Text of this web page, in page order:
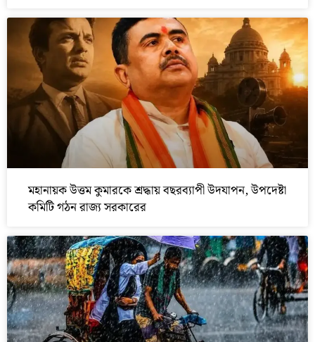
মহানায়ক উত্তম কুমারকে শ্রদ্ধায় বছরব্যাপী উদযাপন, উপদেষ্টা
কমিটি গঠন রাজ্য সরকারের